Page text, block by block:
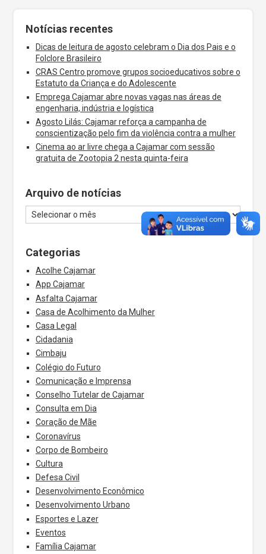
Notícias recentes
Dicas de leitura de agosto celebram o Dia dos Pais e o
Folclore Brasileiro
CRAS Centro promove grupos socioeducativos sobre o
Estatuto da Criança e do Adolescente
Emprega Cajamar abre novas vagas nas áreas de
engenharia, indústria e logística
Agosto Lilás: Cajamar reforça a campanha de
conscientização pelo fim da violência contra a mulher
Cinema ao ar livre chega a Cajamar com sessão
gratuita de Zootopia 2 nesta quinta-feira
Arquivo de notícias
Categorias
Acolhe Cajamar
App Cajamar
Asfalta Cajamar
Casa de Acolhimento da Mulher
Casa Legal
Cidadania
Cimbaju
Colégio do Futuro
Comunicação e Imprensa
Conselho Tutelar de Cajamar
Consulta em Dia
Coração de Mãe
Coronavírus
Corpo de Bombeiro
Cultura
Defesa Civil
Desenvolvimento Econômico
Desenvolvimento Urbano
Esportes e Lazer
Eventos
Família Cajamar